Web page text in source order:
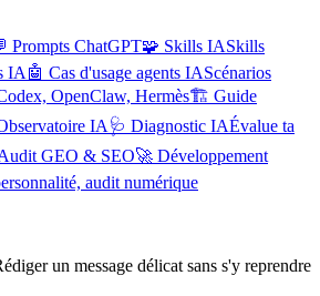
Prompts ChatGPT🧩 Skills IASkills
IA 🤖 Cas d'usage agents IAScénarios
OpenClaw, Hermès🏗️ Guide
IA 🩺 Diagnostic IAÉvalue ta
GEO & SEO🚀 Développement
audit numérique
un message délicat sans s'y reprendre